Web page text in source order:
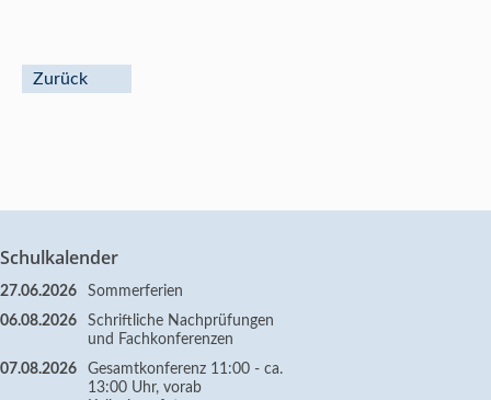
Zurück
Schulkalender
27.06.2026
Sommerferien
06.08.2026
Schriftliche Nachprüfungen
und Fachkonferenzen
07.08.2026
Gesamtkonferenz 11:00 - ca.
13:00 Uhr, vorab